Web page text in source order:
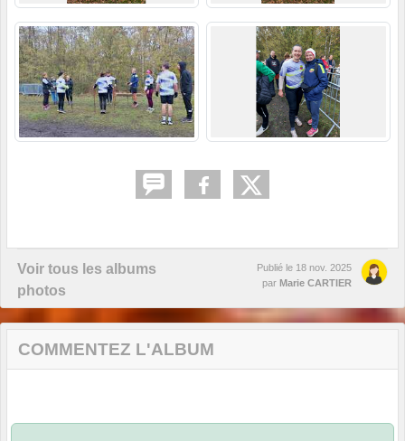
Voir tous les albums
photos
Publié le 18 nov. 2025
par Marie CARTIER
COMMENTEZ L'ALBUM